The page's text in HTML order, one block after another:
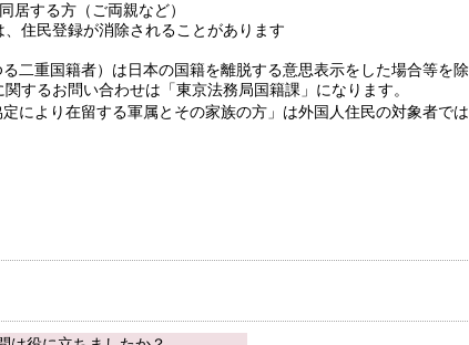
する方（ご両親など）
民登録が消除されることがあります
二重国籍者）は日本の国籍を離脱する意思表示をした場合等を除
するお問い合わせは「東京法務局国籍課」になります。
により在留する軍属とその家族の方」は外国人住民の対象者では